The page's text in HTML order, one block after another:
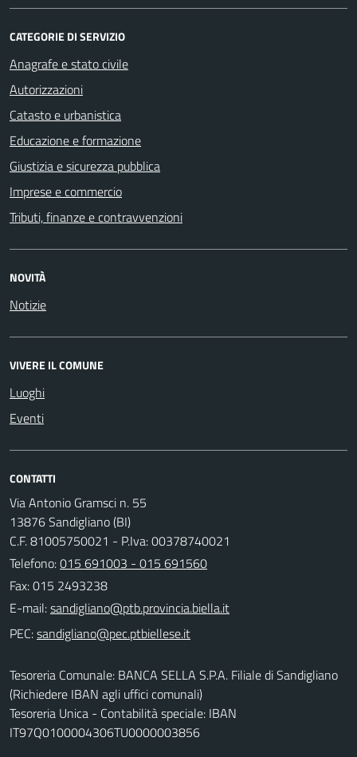
CATEGORIE DI SERVIZIO
Anagrafe e stato civile
Autorizzazioni
Catasto e urbanistica
Educazione e formazione
Giustizia e sicurezza pubblica
Imprese e commercio
Tributi, finanze e contravvenzioni
NOVITÀ
Notizie
VIVERE IL COMUNE
Luoghi
Eventi
CONTATTI
Via Antonio Gramsci n. 55
13876 Sandigliano (BI)
C.F. 81005750021 - P.Iva: 00378740021
Telefono:015 691003 - 015 691560
Fax: 015 2493238
E-mail:
PEC:
Tesoreria Comunale: BANCA SELLA S.P.A. Filiale di Sandigliano
(Richiedere IBAN agli uffici comunali)
Tesoreria Unica - Contabilità speciale: IBAN
IT97Q0100004306TU0000003856